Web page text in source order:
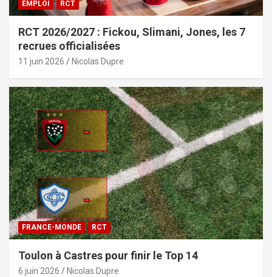
EMPLOI RCT
RCT 2026/2027 : Fickou, Slimani, Jones, les 7
recrues officialisées
11 juin 2026 Nicolas Dupre
FRANCE-MONDE RCT
Toulon à Castres pour finir le Top 14
6 juin 2026 Nicolas Dupre